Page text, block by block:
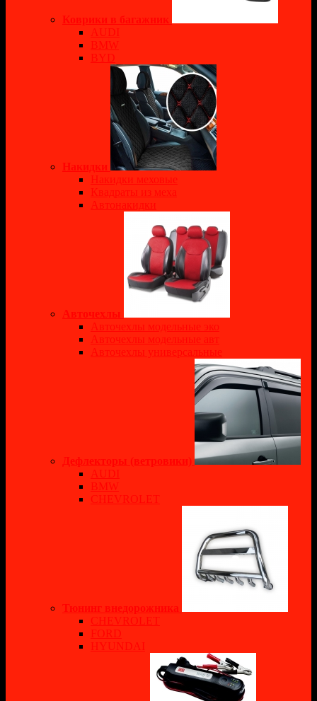
Коврики в багажник
AUDI
BMW
BYD
Накидки
Накидки меховые
Квадраты из меха
Автонакидки
Авточехлы
Авточехлы модельные эко
Авточехлы модельные авт
Авточехлы универсальные
Дефлекторы (ветровики)
AUDI
BMW
CHEVROLET
Тюнинг внедорожника
CHEVROLET
FORD
HYUNDAI